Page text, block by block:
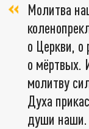
Молитва
о Церкви, о
о мёртвых.
молитву
Духа
души